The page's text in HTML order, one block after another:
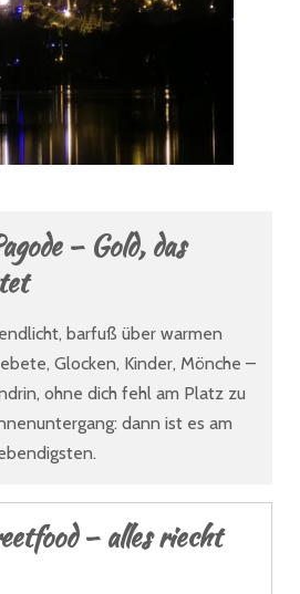
– Gold, das
barfuß über warmen
Glocken, Kinder, Mönche –
ohne dich fehl am Platz zu
dann ist es am
– alles riecht